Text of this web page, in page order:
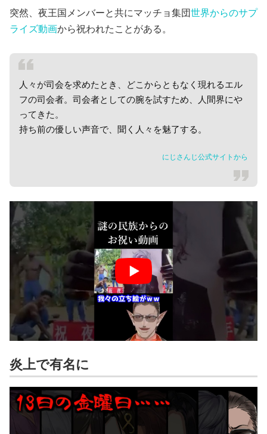
突然、夜王国メンバーと共にマッチョ集団世界からのサプ
ライズ動画から祝われたことがある。
人々が司会を求めたとき、どこからともなく現れるエル
フの司会者。司会者としての腕を試すため、人間界にや
ってきた。
持ち前の優しい声音で、聞く人々を魅了する。
にじさんじ公式サイトから
炎上で有名に